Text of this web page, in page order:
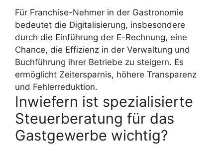
Für Franchise-Nehmer in der Gastronomie
bedeutet die Digitalisierung, insbesondere
durch die Einführung der E-Rechnung, eine
Chance, die Effizienz in der Verwaltung und
Buchführung ihrer Betriebe zu steigern. Es
ermöglicht Zeitersparnis, höhere Transparenz
und Fehlerreduktion.
Inwiefern ist spezialisierte
Steuerberatung für das
Gastgewerbe wichtig?